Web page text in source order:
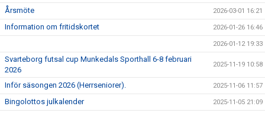
Årsmöte 2026-03-01 16:21
Information om fritidskortet 2026-01-26 16:46
2026-01-12 19:33
Svarteborg futsal cup Munkedals Sporthall 6-8 februari
2026
2025-11-19 10:58
Inför säsongen 2026 (Herrseniorer). 2025-11-06 11:57
Bingolottos julkalender 2025-11-05 21:09